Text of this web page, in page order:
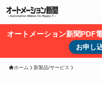
オートメーション新聞PDF
お申し
ホーム 新製品/サービス